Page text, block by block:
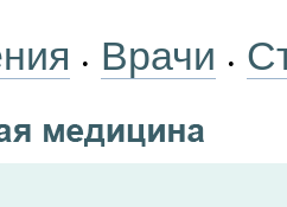
• Врачи •